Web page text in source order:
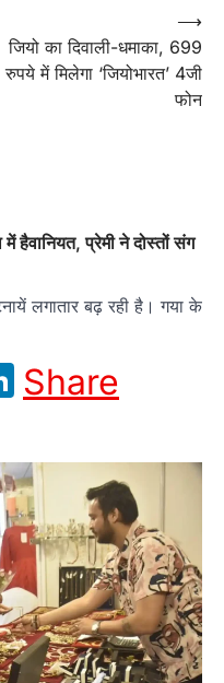
जियो का दिवाली-धमाका, 699
रुपये में मिलेगा ‘जियोभारत’ 4जी
फोन
⟶
हैवानियत, प्रेमी ने दोस्‍तों संग
लगातार बढ़ रही है। गया के
LinkedIn
Share